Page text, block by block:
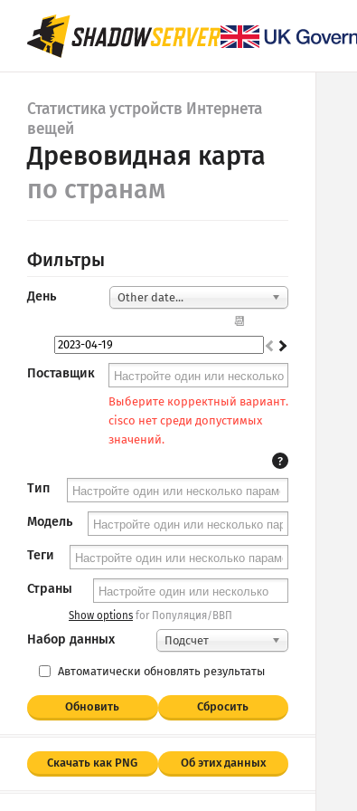
Статистика устройств Интернета
вещей
Древовидная карта
по странам
Фильтры
День Other date...
📆
Поставщик
Выберите корректный вариант.
cisco нет среди допустимых
значений.
?
Тип
Модель
Теги
Страны
Show options for Популяция/ВВП
Набор данных Подсчет
Автоматически обновлять результаты
Обновить Сбросить
Скачать как PNG Об этих данных